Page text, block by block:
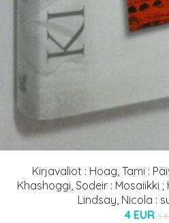
Kirjavaliot : Hoag, Tami :
Khashoggi, Sodeir : Mosaiikki
Lindsay, Nicola :
4 EUR 5